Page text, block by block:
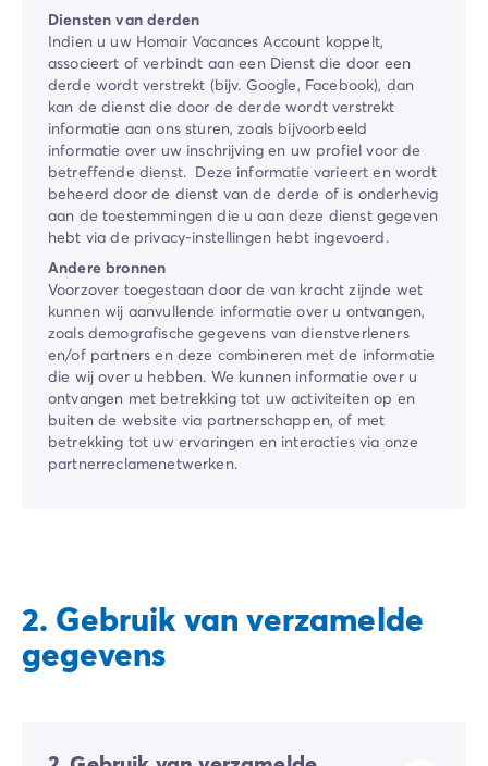
Diensten van derden
Indien u uw ​Homair Vacances​ Account koppelt,
associeert of verbindt aan een Dienst die door een
derde wordt verstrekt (bijv. Google, Facebook), dan
kan de dienst die door de derde wordt verstrekt
informatie aan ons sturen, zoals bijvoorbeeld
informatie over uw inschrijving en uw profiel voor de
betreffende dienst. Deze informatie varieert en wordt
beheerd door de dienst van de derde of is onderhevig
aan de toestemmingen die u aan deze dienst gegeven
hebt via de privacy-instellingen hebt ingevoerd.
Andere bronnen
Voorzover toegestaan door de van kracht zijnde wet
kunnen wij aanvullende informatie over u ontvangen,
zoals demografische gegevens van dienstverleners
en/of partners en deze combineren met de informatie
die wij over u hebben. We kunnen informatie over u
ontvangen met betrekking tot uw activiteiten op en
buiten de website via partnerschappen, of met
betrekking tot uw ervaringen en interacties via onze
partnerreclamenetwerken.
2. Gebruik van verzamelde
gegevens